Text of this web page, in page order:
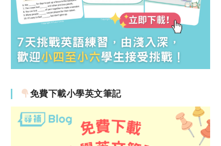
免費下載小學英文筆記